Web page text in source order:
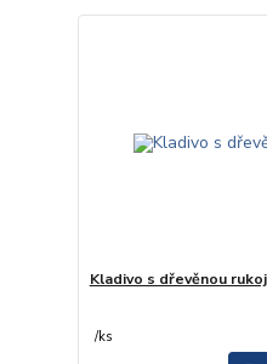
Kladivo s dřevěnou
/ks